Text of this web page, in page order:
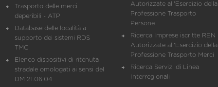
Trasporto delle merci
deperibili - ATP
Database delle località a
supporto dei sistemi RDS
TMC
Elenco dispositivi di ritenuta
stradale omologati ai sensi del
DM 21.06.04
Autorizzate all'Esercizio della
Professione Trasporto
Persone
Ricerca Imprese iscritte REN
Autorizzate all'Esercizio della
Professione Trasporto Merci
Ricerca Servizi di Linea
Interregionali